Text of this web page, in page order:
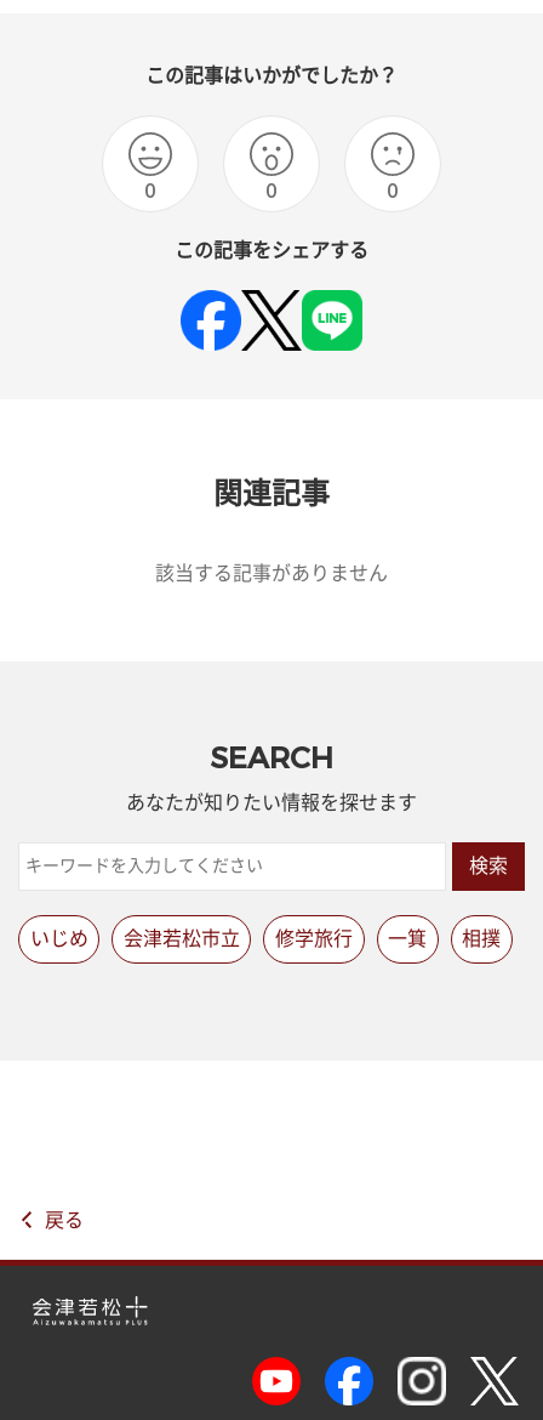
この記事はいかがでしたか？
0 0 0
この記事をシェアする
関連記事
該当する記事がありません
SEARCH
あなたが知りたい情報を探せます
検索
いじめ 会津若松市立 修学旅行 一箕 相撲
戻る